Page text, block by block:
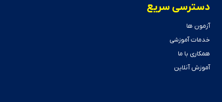
دسترسی سریع
آزمون ها
خدمات آموزشی
همکاری با ما
آموزش آنلاین